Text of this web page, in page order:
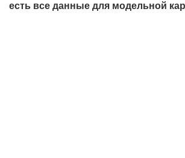
есть все данные для модельной